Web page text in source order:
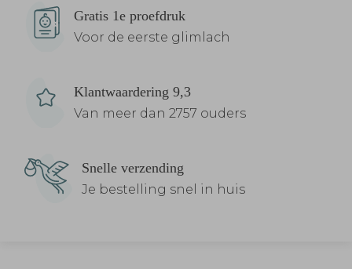
Gratis 1e proefdruk
Voor de eerste glimlach
Klantwaardering 9,3
Van meer dan 2757 ouders
Snelle verzending
Je bestelling snel in huis